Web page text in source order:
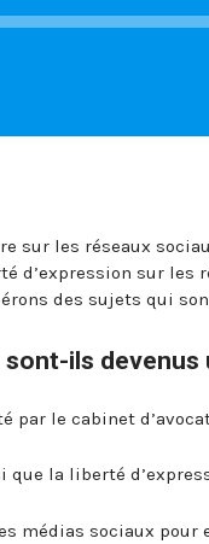
sur les réseaux
d’expression sur les
des sujets qui
sont-ils
par le cabinet
que la liberté
médias sociaux pour